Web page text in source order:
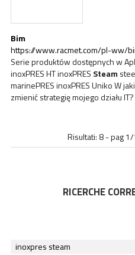
Bim
https://www.racmet.com/pl-ww/
Serie produktów dostępnych w
inoxPRES HT inoxPRES Steam
marinePRES inoxPRES Uniko W
zmienić strategię mojego działu IT?
Risultati: 8 - pag 1/
RICERCHE
inoxpres steam